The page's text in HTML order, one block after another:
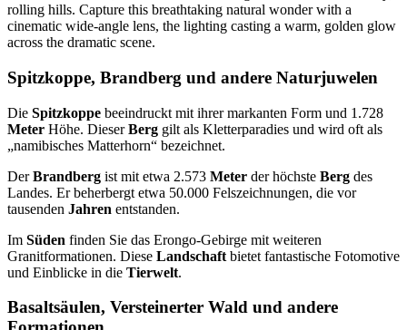
Spitzkoppe, Brandberg und andere Naturjuwelen
Die Spitzkoppe beeindruckt mit ihrer markanten Form und 1.728
Meter Höhe. DieserBerg gilt als Kletterparadies und wird oft als
„namibisches Matterhorn“ bezeichnet.
DerBrandberg ist mit etwa 2.573 Meter der höchste Berg des
Landes. Er beherbergt etwa 50.000 Felszeichnungen, die vor
tausenden Jahren entstanden.
Im Süden finden Sie das Erongo-Gebirge mit weiteren
Granitformationen. Diese Landschaft bietet fantastische Fotomotive
und Einblicke in die Tierwelt.
Basaltsäulen, Versteinerter Wald und andere